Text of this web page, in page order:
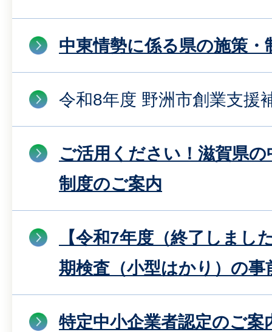
中東情勢に係る県の施策・
令和8年度 野洲市創業支援
ご活用ください！滋賀県
制度のご案内
【令和7年度（終了しまし
期検査（小型はかり）の
特定中小企業者認定のご案